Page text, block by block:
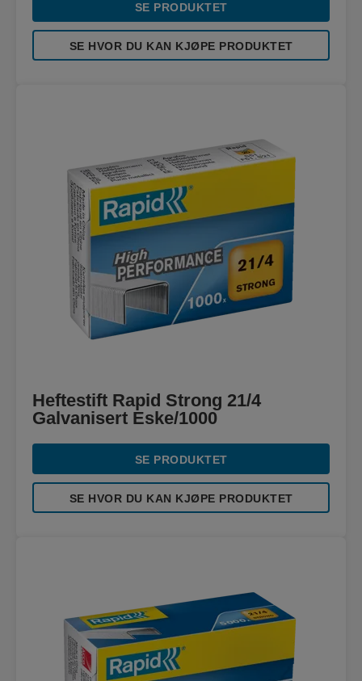
SE PRODUKTET
SE HVOR DU KAN KJØPE PRODUKTET
Heftestift Rapid Strong 21/4
Galvanisert Eske/1000
SE PRODUKTET
SE HVOR DU KAN KJØPE PRODUKTET